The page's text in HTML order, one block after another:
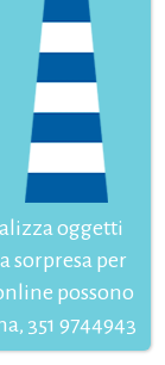
oggetti
sorpresa per
possono
351 9744943